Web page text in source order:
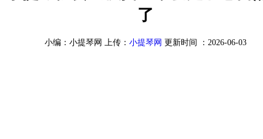
了
小编：小提琴网 上传： 小提琴网 更新时间 ：2026-06-03